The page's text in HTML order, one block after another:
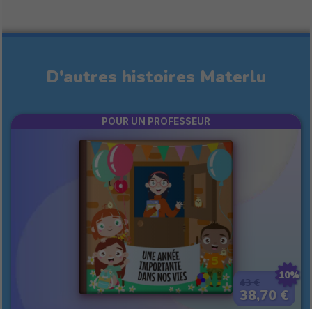
D'autres histoires Materlu
10%
38,70 €
POUR UN PROFESSEUR